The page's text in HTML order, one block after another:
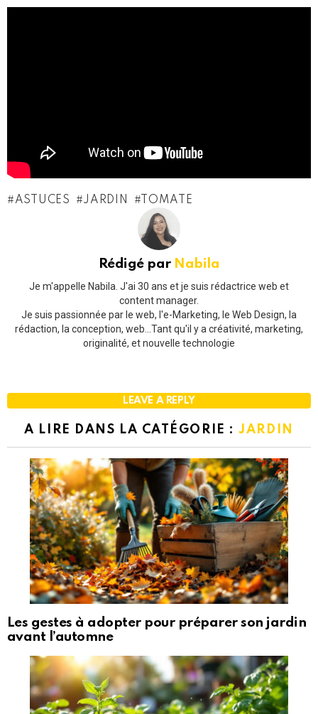
ASTUCES JARDIN TOMATE
Rédigé par Nabila
Je m'appelle Nabila. J'ai 30 ans et je suis rédactrice web et
content manager.
Je suis passionnée par le web, l'e-Marketing, le Web Design, la
rédaction, la conception, web...Tant qu'il y a créativité, marketing,
originalité, et nouvelle technologie
LEAVE A REPLY
A LIRE DANS LA CATÉGORIE :JARDIN
Les gestes à adopter pour préparer son jardin
avant l’automne